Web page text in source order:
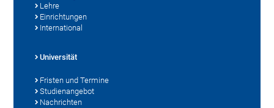
Lehre
Einrichtungen
International
Universität
Fristen und Termine
Studienangebot
Nachrichten